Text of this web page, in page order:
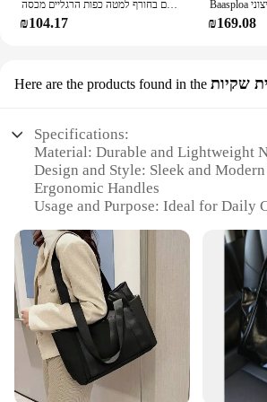
עמיד למים למטה מגפי נעלי קל משקל למטה גרביים ממולאים לשמור על חם בחורף למטה כפות הרגליים מכסה
₪104.17 ₪169.08
Here are the products found in the שקיות
Specifications:
Material: Durable and Lightweight
Design and Style: Sleek and
Ergonomic Handles
Usage and Purpose: Ideal for Daily
Performance and Property: Water-
Easy to Clean
Shape or Size or Weight or Quantity:
Portable with Ample Storage Space
Parts and Accessories: Includes
Shoulder Strap for Versatile
Features:
|Vendors|